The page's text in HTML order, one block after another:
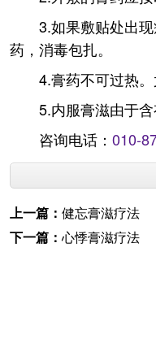
3.如果敷贴处出
药，消毒包扎。
4.膏药不可过热
5.内服膏滋由于含
咨询电话： 010-
上一篇： 健忘膏滋疗法
下一篇： 心悸膏滋疗法